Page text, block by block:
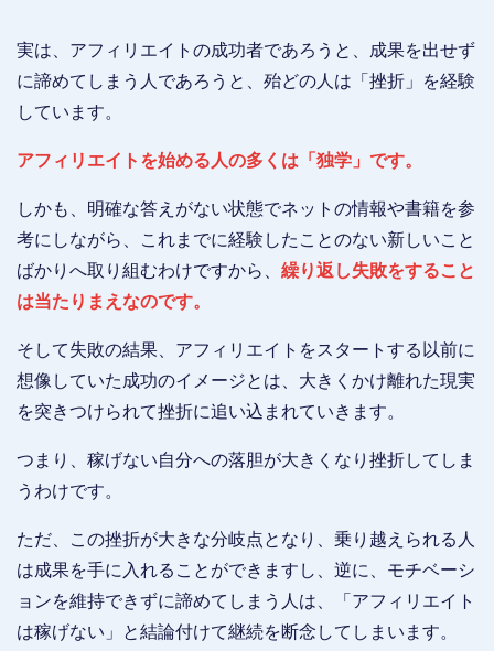
実は、アフィリエイトの成功者であろうと、成果を出せず
に諦めてしまう人であろうと、殆どの人は「挫折」を経験
しています。
アフィリエイトを始める人の多くは「独学」です。
しかも、明確な答えがない状態でネットの情報や書籍を参
考にしながら、これまでに経験したことのない新しいこと
ばかりへ取り組むわけですから、 繰り返し失敗をすること
は当たりまえなのです。
そして失敗の結果、アフィリエイトをスタートする以前に
想像していた成功のイメージとは、大きくかけ離れた現実
を突きつけられて挫折に追い込まれていきます。
つまり、稼げない自分への落胆が大きくなり挫折してしま
うわけです。
ただ、この挫折が大きな分岐点となり、乗り越えられる人
は成果を手に入れることができますし、逆に、モチベーシ
ョンを維持できずに諦めてしまう人は、「アフィリエイト
は稼げない」と結論付けて継続を断念してしまいます。